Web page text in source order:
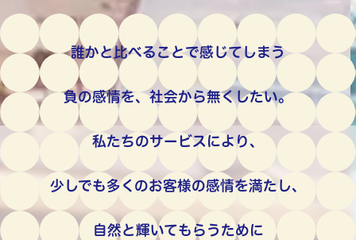
誰かと比べることで感じてしまう
負の感情を、社会から無くしたい。
私たちのサービスにより、
少しでも多くのお客様の感情を満たし、
自然と輝いてもらうために